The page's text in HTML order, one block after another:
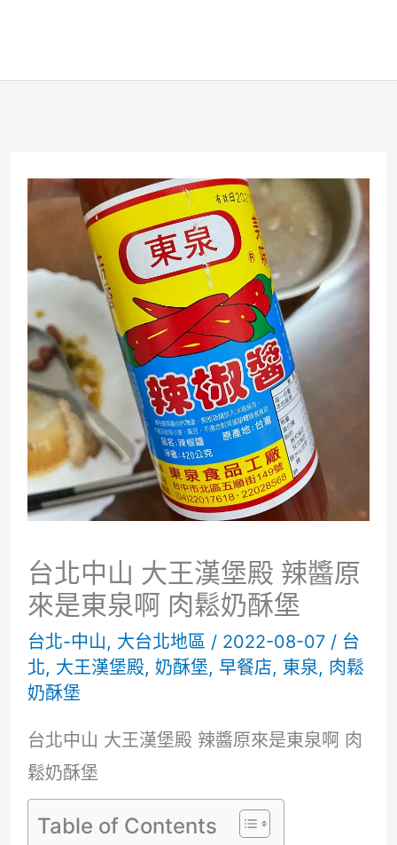
台北中山 大王漢堡殿 辣醬原
來是東泉啊 肉鬆奶酥堡
台北-中山, 大台北地區 / 2022-08-07 / 台
北, 大王漢堡殿, 奶酥堡, 早餐店, 東泉, 肉鬆
奶酥堡
台北中山 大王漢堡殿 辣醬原來是東泉啊 肉
鬆奶酥堡
Table of Contents